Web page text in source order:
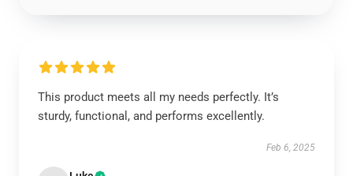
This product meets all my needs perfectly. It’s
sturdy, functional, and performs excellently.
Feb 6, 2025